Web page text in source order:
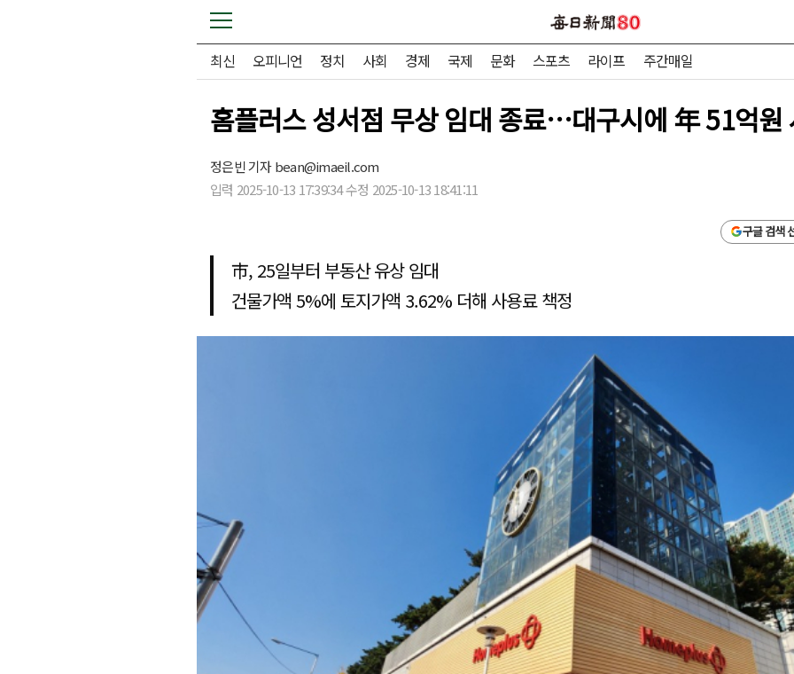
최신 오피니언 정치 사회 경제 국제 문화 스포츠 라이프 주간매일
홈플러스 성서점 무상 임대 종료…대구시에 年 51억원
정은빈 기자bean@imaeil.com
입력 2025-10-13 17:39:34 수정 2025-10-13 18:41:11
구글 검색
市, 25일부터 부동산 유상 임대
건물가액 5%에 토지가액 3.62% 더해 사용료 책정